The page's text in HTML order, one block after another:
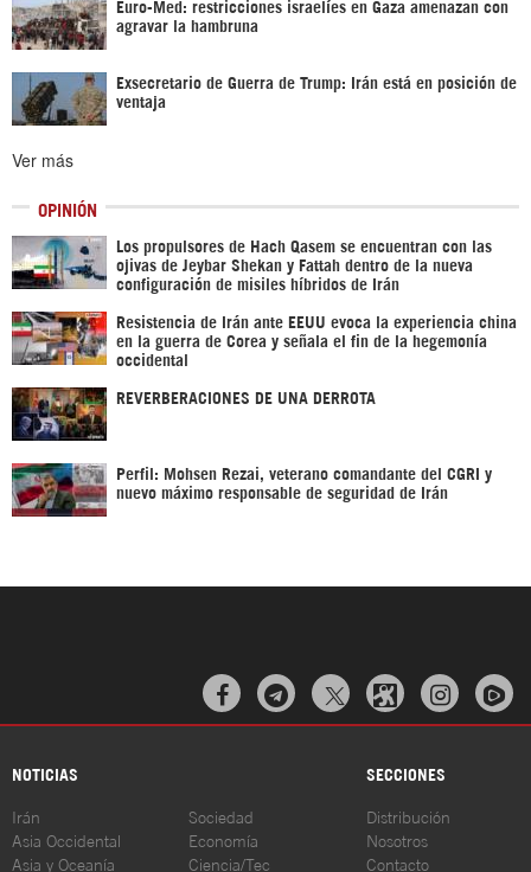
Euro-Med: restricciones israelíes en Gaza amenazan con
agravar la hambruna
Exsecretario de Guerra de Trump: Irán está en posición de
ventaja
Ver más
OPINIÓN
Los propulsores de Hach Qasem se encuentran con las
ojivas de Jeybar Shekan y Fattah dentro de la nueva
configuración de misiles híbridos de Irán
Resistencia de Irán ante EEUU evoca la experiencia china
en la guerra de Corea y señala el fin de la hegemonía
occidental
REVERBERACIONES DE UNA DERROTA
Perfil: Mohsen Rezai, veterano comandante del CGRI y
nuevo máximo responsable de seguridad de Irán
  
NOTICIAS SECCIONES
Irán
Asia Occidental
Asia y Oceanía
Sociedad
Economía
Ciencia/Tec
Distribución
Nosotros
Contacto